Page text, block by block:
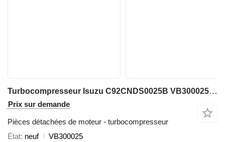
Turbocompresseur Isuzu C92CNDS0025B VB300025 pour excavateur Hitachi ZX600 ZX800 JD600C ZX650H ZX850H JD800LC ZX670-5G ZX870-5G
Prix sur demande
Pièces détachées de moteur - turbocompresseur
État neuf
VB300025